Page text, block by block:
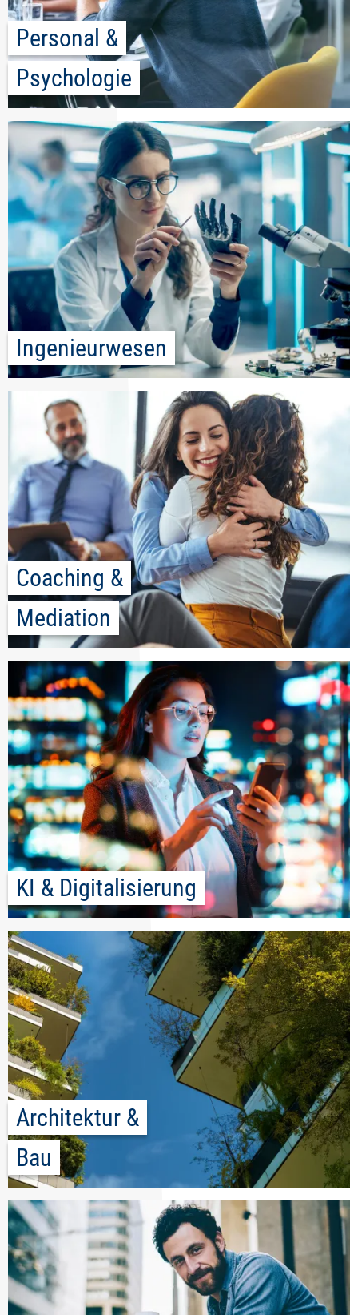
Personal &
Psychologie
Ingenieurwesen
Coaching &
Mediation
KI & Digitalisierung
Architektur &
Bau